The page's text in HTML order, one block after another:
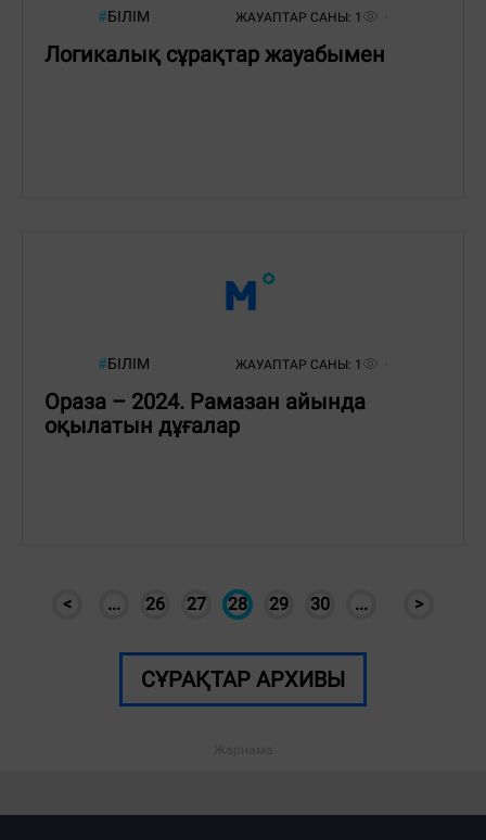
#БІЛІМ ЖАУАПТАР САНЫ: 1
Логикалық сұрақтар жауабымен
#БІЛІМ ЖАУАПТАР САНЫ: 1
Ораза – 2024. Рамазан айында
оқылатын дұғалар
< ... 26 27 28 29 30 ... >
СҰРАҚТАР АРХИВЫ